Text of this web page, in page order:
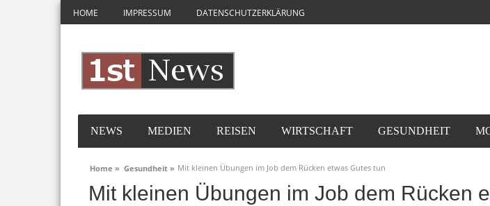
HOME IMPRESSUM DATENSCHUTZERKLÄRUNG
NEWS MEDIEN REISEN WIRTSCHAFT GESUNDHEIT
Home » Gesundheit » Mit kleinen Übungen im Job dem Rücken etwas Gutes tun
Mit kleinen Übungen im Job dem Rücken